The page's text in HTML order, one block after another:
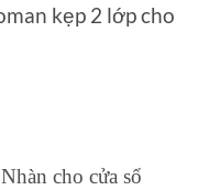
kẹp 2 lớp cho